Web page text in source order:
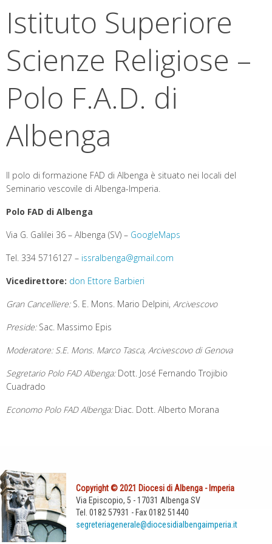
Istituto Superiore
Scienze Religiose –
Polo F.A.D. di
Albenga
Il polo di formazione FAD di Albenga è situato nei locali del
Seminario vescovile di Albenga-Imperia.
Polo FAD di Albenga
Via G. Galilei 36 – Albenga (SV) – GoogleMaps
Tel. 334 5716127 – issralbenga@gmail.com
Vicedirettore: don Ettore Barbieri
Gran Cancelliere: S. E. Mons. Mario Delpini, Arcivescovo
Preside:Sac. Massimo Epis
Moderatore: S.E. Mons. Marco Tasca, Arcivescovo di Genova
Segretario Polo FAD Albenga: Dott. José Fernando Trojibio
Cuadrado
Economo Polo FAD Albenga:Diac. Dott. Alberto Morana
Copyright © 2021 Diocesi di Albenga - Imperia
Via Episcopio, 5 - 17031 Albenga SV
Tel. 0182 57931 - Fax 0182 51440
segreteriagenerale@diocesidialbengaimperia.it